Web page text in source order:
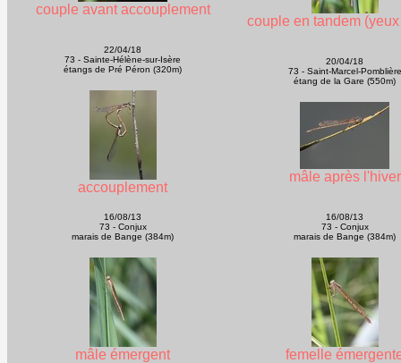
couple avant accouplement
couple en tandem
22/04/18
73 - Sainte-Hélène-sur-Isère
étangs de Pré Péron (320m)
accouplement
20/04/18
73 - Saint-Marcel-Pomblière
étang de la Gare (550m)
mâle après l'hiver
16/08/13
73 - Conjux
marais de Bange (384m)
mâle émergent
16/08/13
73 - Conjux
marais de Bange (384m)
femelle